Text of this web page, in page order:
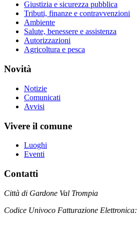
Giustizia e sicurezza pubblica
Tributi, finanze e contravvenzioni
Ambiente
Salute, benessere e assistenza
Autorizzazioni
Agricoltura e pesca
Novità
Notizie
Comunicati
Avvisi
Vivere il comune
Luoghi
Eventi
Contatti
Città di Gardone Val Trompia
Codice Univoco Fatturazione Elettronica: